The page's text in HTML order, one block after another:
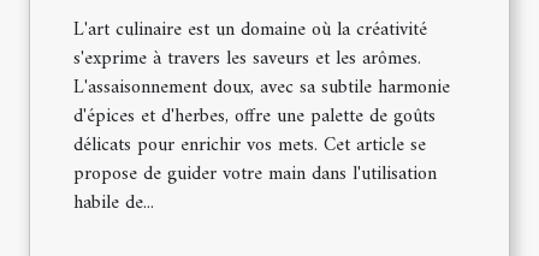
L'art culinaire est un domaine où la créativité
s'exprime à travers les saveurs et les arômes.
L'assaisonnement doux, avec sa subtile harmonie
d'épices et d'herbes, offre une palette de goûts
délicats pour enrichir vos mets. Cet article se
propose de guider votre main dans l'utilisation
habile de...